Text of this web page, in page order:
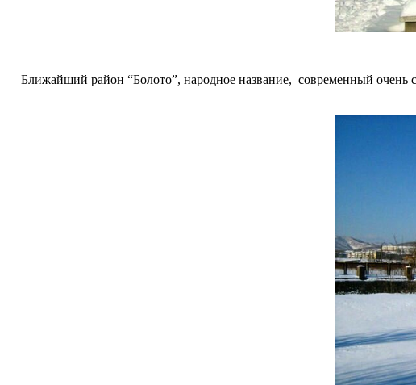
Ближайший район “Болото”, народное название, современный